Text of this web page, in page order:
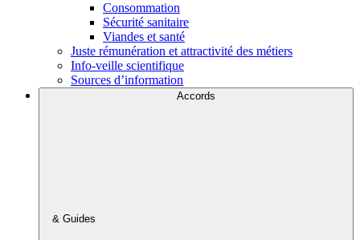
Consommation
Sécurité sanitaire
Viandes et santé
Juste rémunération et attractivité des métiers
Info-veille scientifique
Sources d’information
Accords
& Guides